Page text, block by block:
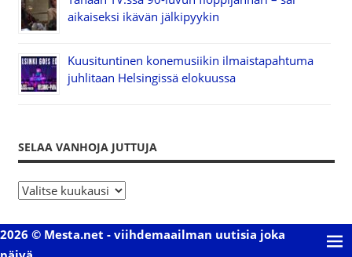
aikaiseksi ikävän jälkipyykin
Kuusituntinen konemusiikin ilmaistapahtuma
juhlitaan Helsingissä elokuussa
SELAA VANHOJA JUTTUJA
S
l
a
2026 © Mesta.net - viihdemaailman uutisia joka